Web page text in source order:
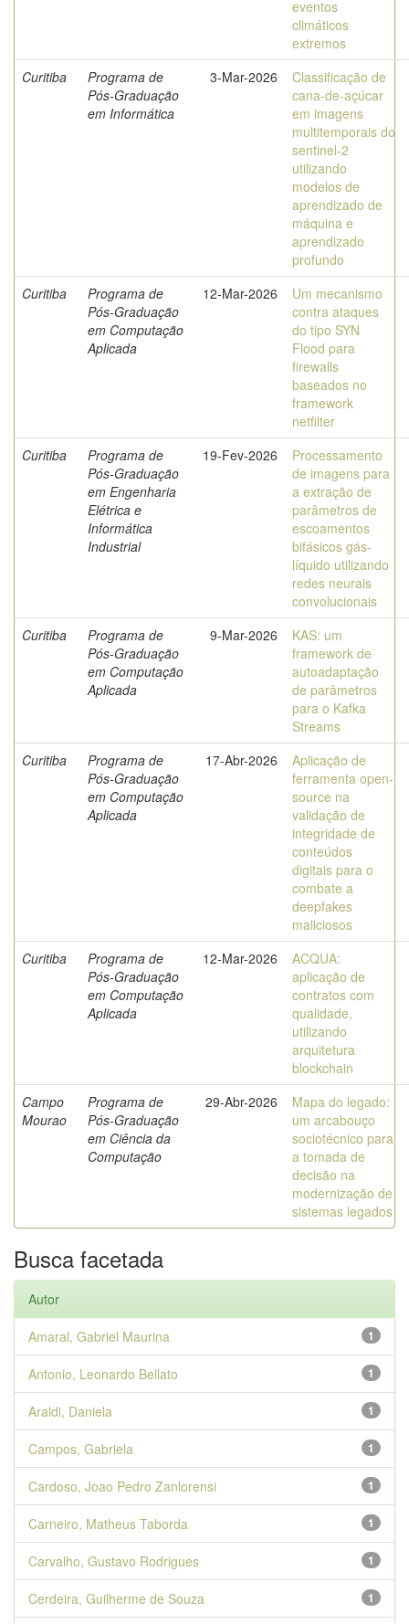
eventos
climáticos
extremos
Curitiba
Programa de
Pós-Graduação
em Informática
3-Mar-2026
Classificação de
cana-de-açúcar
em imagens
multitemporais do
sentinel-2
utilizando
modelos de
aprendizado de
máquina e
aprendizado
profundo
Curitiba
Programa de
Pós-Graduação
em Computação
Aplicada
12-Mar-2026
Um mecanismo
contra ataques
do tipo SYN
Flood para
firewalls
baseados no
framework
netfilter
Curitiba
Programa de
Pós-Graduação
em Engenharia
Elétrica e
Informática
Industrial
19-Fev-2026
Processamento
de imagens para
a extração de
parâmetros de
escoamentos
bifásicos gás-
líquido utilizando
redes neurais
convolucionais
Curitiba
Programa de
Pós-Graduação
em Computação
Aplicada
9-Mar-2026
KAS: um
framework de
autoadaptação
de parâmetros
para o Kafka
Streams
Curitiba
Programa de
Pós-Graduação
em Computação
Aplicada
17-Abr-2026
Aplicação de
ferramenta open-
source na
validação de
integridade de
conteúdos
digitais para o
combate a
deepfakes
maliciosos
Curitiba
Programa de
Pós-Graduação
em Computação
Aplicada
12-Mar-2026
ACQUA:
aplicação de
contratos com
qualidade,
utilizando
arquitetura
blockchain
Campo
Mourao
Programa de
Pós-Graduação
em Ciência da
Computação
29-Abr-2026
Mapa do legado:
um arcabouço
sociotécnico para
a tomada de
decisão na
modernização de
sistemas legados
Busca facetada
Autor
1
Amaral, Gabriel Maurina
1
Antonio, Leonardo Bellato
1
Araldi, Daniela
1
Campos, Gabriela
1
Cardoso, Joao Pedro Zanlorensi
1
Carneiro, Matheus Taborda
1
Carvalho, Gustavo Rodrigues
1
Cerdeira, Guilherme de Souza